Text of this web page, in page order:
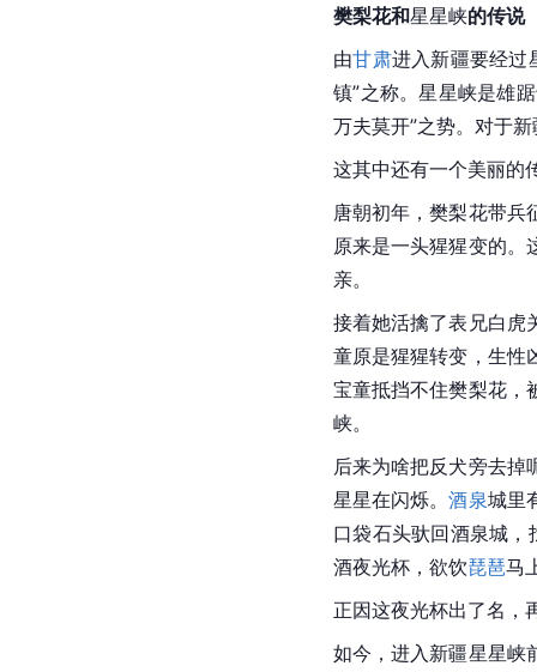
樊梨花和星星峡的传说
由甘肃进入新疆要经过
镇”之称。星星峡是雄
万夫莫开”之势。对于
这其中还有一个美丽的
唐朝初年，樊梨花带兵
原来是一头猩猩变的。
亲。
接着她活擒了表兄白虎
童原是猩猩转变，生性
宝童抵挡不住樊梨花，
峡。
后来为啥把反犬旁去掉
星星在闪烁。酒泉城里
口袋石头驮回酒泉城，
酒夜光杯，欲饮琵琶马
正因这夜光杯出了名，
如今，进入新疆星星峡